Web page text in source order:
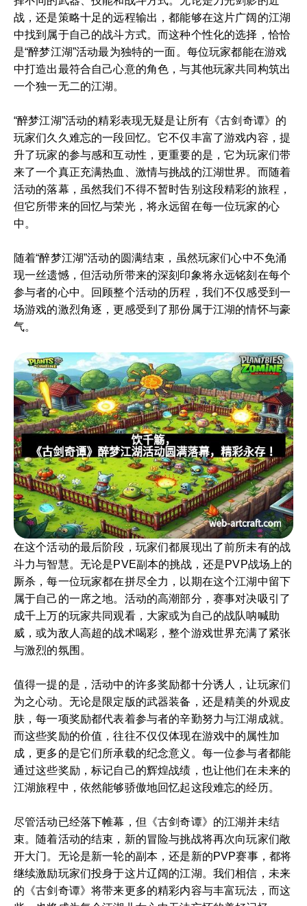
战，还是策略十足的远程输出，都能够在这片广阔的江湖
中找到属于自己的战斗方式。而这种个性化的选择，恰恰
是“醉梦江湖”活动最为独特的一面。每位玩家都能在游戏
中打造出最符合自己心意的角色，与其他玩家共同构筑出
一个独一无二的江湖。
“醉梦江湖”活动的精彩表现无疑是让所有《古剑奇谭》的
玩家们久久难忘的一段回忆。它不仅丰富了游戏内容，提
升了玩家的参与感和互动性，更重要的是，它为玩家们带
来了一个真正充满热血、激情与挑战的江湖世界。而随着
活动的落幕，虽然我们不得不暂时告别这段精彩的旅程，
但它所带来的回忆与荣光，将永远留在每一位玩家的心
中。
随着“醉梦江湖”活动的圆满结束，虽然玩家们心中不免涌
现一丝遗憾，但活动所带来的深刻印象将永远铭刻在每个
参与者的心中。回顾整个活动的历程，我们不仅感受到一
场游戏的激烈角逐，更感受到了那份属于江湖的情怀与豪
气。
在这个活动的最后阶段，玩家们都展现出了前所未有的战
斗力与智慧。无论是PVE副本的挑战，还是PVP战场上的
厮杀，每一位玩家都在拼尽全力，以期在这个江湖中留下
属于自己的一席之地。活动的高潮部分，赛事对决吸引了
成千上万的玩家共同观看，大家或为自己的战队呐喊助
威，或为敌人高超的战术喝彩，整个游戏世界充满了紧张
与激烈的氛围。
值得一提的是，活动中的许多奖励都十分诱人，让玩家们
为之心动。无论是限定版的武器装备，还是精美的外观皮
肤，每一项奖励都代表着参与者的辛勤努力与江湖成就。
而这些奖励的价值，往往不仅仅体现在游戏中的属性加
成，更多的是它们所承载的纪念意义。每一位参与者都能
通过这些奖励，标记自己的辉煌战绩，也让他们在未来的
江湖旅程中，依然能够骄傲地回忆起这段难忘的经历。
尽管活动已经落下帷幕，但《古剑奇谭》的江湖并未结
束。随着活动的结束，新的冒险与挑战将再次向玩家们敞
开大门。无论是新一轮的副本，还是新的PVP赛事，都将
继续激励玩家们投身于这片辽阔的江湖。我们相信，未来
的《古剑奇谭》将带来更多的精彩内容与丰富玩法，而这